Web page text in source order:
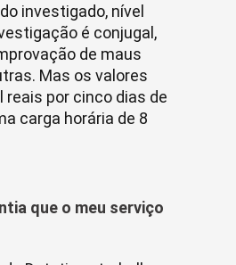
investigado, nível
é conjugal,
de maus
Mas os valores
reais por cinco dias de
carga horária de 8
que o meu serviço